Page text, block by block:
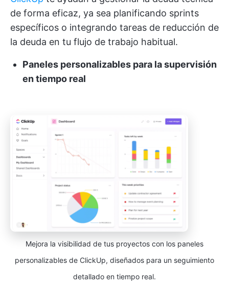
de forma eficaz, ya sea planificando sprints
específicos o integrando tareas de reducción de
la deuda en tu flujo de trabajo habitual.
Paneles personalizables para la supervisión
en tiempo real
Mejora la visibilidad de tus proyectos con los paneles
personalizables de ClickUp, diseñados para un seguimiento
detallado en tiempo real.